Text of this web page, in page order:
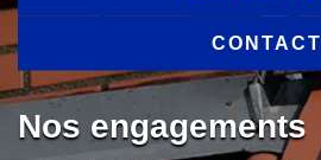
CONTACT
Nos engagements